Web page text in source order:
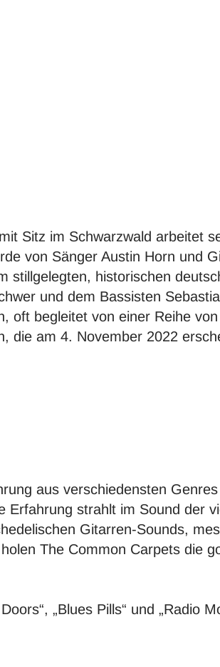
Sitz im Schwarzwald arbeitet
von Sänger Austin Horn und
historischen
und dem Bassisten
oft begleitet von einer Reihe
die am 4. November 2022
aus verschiedensten
Erfahrung strahlt im Sound der
Gitarren-Sounds,
The Common Carpets die
„Blues Pills“ und „Radio